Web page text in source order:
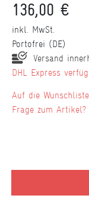
136,00 €
inkl. MwSt.
Portofrei (DE)
Versand
DHL Express
Wunschliste
Frage zum Artikel?